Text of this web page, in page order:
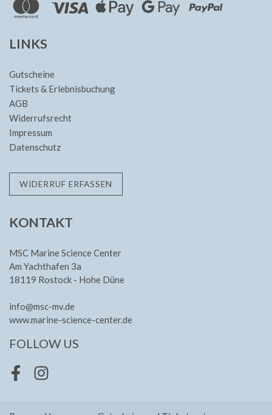
LINKS
Gutscheine
Tickets & Erlebnisbuchung
AGB
Widerrufsrecht
Impressum
Datenschutz
WIDERRUF ERFASSEN
KONTAKT
MSC Marine Science Center
Am Yachthafen 3a
18119 Rostock - Hohe Düne
info@msc-mv.de
www.marine-science-center.de
FOLLOW US
FacebookInstagram